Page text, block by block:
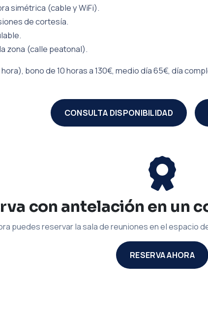
simétrica (cable y WiFi).
de cortesía.
zona (calle peatonal).
bono de 10 horas a 130€, medio día 65€, día
CONSULTA DISPONIBILIDAD
con antelación en un
puedes reservar la sala de reuniones en el espacio
RESERVA AHORA